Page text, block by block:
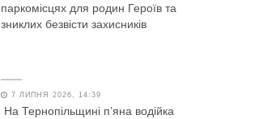
паркомісцях для родин Героїв та
зниклих безвісти захисників
7 ЛИПНЯ 2026, 14:39
На Тернопільщині п’яна водійка